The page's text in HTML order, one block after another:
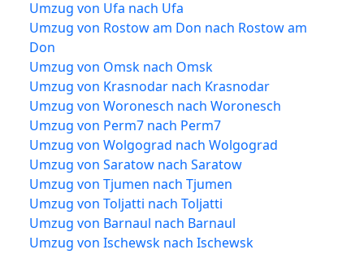
Umzug von Ufa nach Ufa
Umzug von Rostow am Don nach Rostow am
Don
Umzug von Omsk nach Omsk
Umzug von Krasnodar nach Krasnodar
Umzug von Woronesch nach Woronesch
Umzug von Perm7 nach Perm7
Umzug von Wolgograd nach Wolgograd
Umzug von Saratow nach Saratow
Umzug von Tjumen nach Tjumen
Umzug von Toljatti nach Toljatti
Umzug von Barnaul nach Barnaul
Umzug von Ischewsk nach Ischewsk